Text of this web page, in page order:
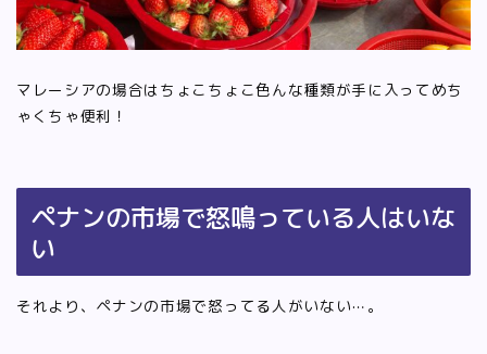
マレーシアの場合はちょこちょこ色んな種類が手に入ってめち
ゃくちゃ便利！
ペナンの市場で怒鳴っている人はいな
い
それより、ペナンの市場で怒ってる人がいない⋯。